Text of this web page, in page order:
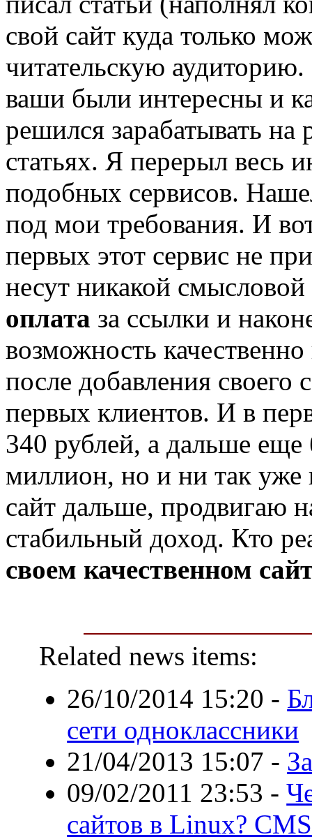
свой сайт куда только
читательскую
ваши были интересны и
решился зарабатывать
статьях. Я перерыл весь
подобных сервисов.
под мои требования. И
первых этот сервис не
несут никакой
оплата за ссылки и
возможность
после добавления своего
первых клиентов. И в
340 рублей, а дальше
миллион, но и ни так уже
сайт дальше, продвигаю
стабильный доход. Кто
своем качественном
Related news items:
26/10/2014 15:20 -
сети одноклассники
21/04/2013 15:07 -
09/02/2011 23:53 -
сайтов в Linux?